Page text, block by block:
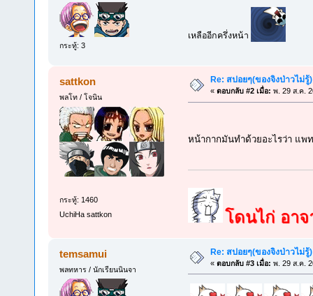
กระทู้: 3
เหลืออีกครึ่งหน้า
sattkon
พลโท / โจนิน
กระทู้: 1460
UchiHa sattkon
Re: สปอยๆ(ของจิงป่าวไม่รู้)
« ตอบกลับ #2 เมื่อ: พ. 29 ส.ค.
หน้ากากมันทำด้วยอะไรว่า แพ
โดนไก่ อา
temsamui
พลทหาร / นักเรียนนินจา
Re: สปอยๆ(ของจิงป่าวไม่รู้)
« ตอบกลับ #3 เมื่อ: พ. 29 ส.ค.